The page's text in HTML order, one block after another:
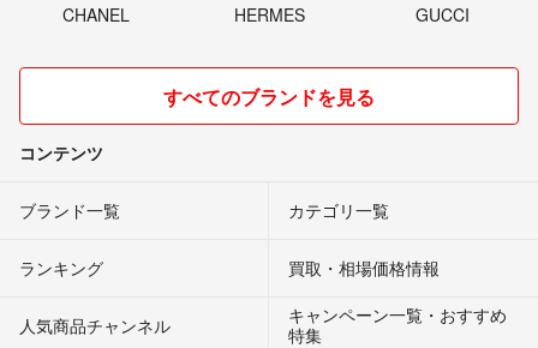
CHANEL HERMES GUCCI
すべてのブランドを見る
コンテンツ
ブランド一覧 カテゴリ一覧
ランキング 買取・相場価格情報
人気商品チャンネル
キャンペーン一覧・おすすめ
特集